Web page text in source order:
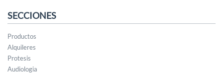
SECCIONES
Productos
Alquileres
Protesis
Audiologia